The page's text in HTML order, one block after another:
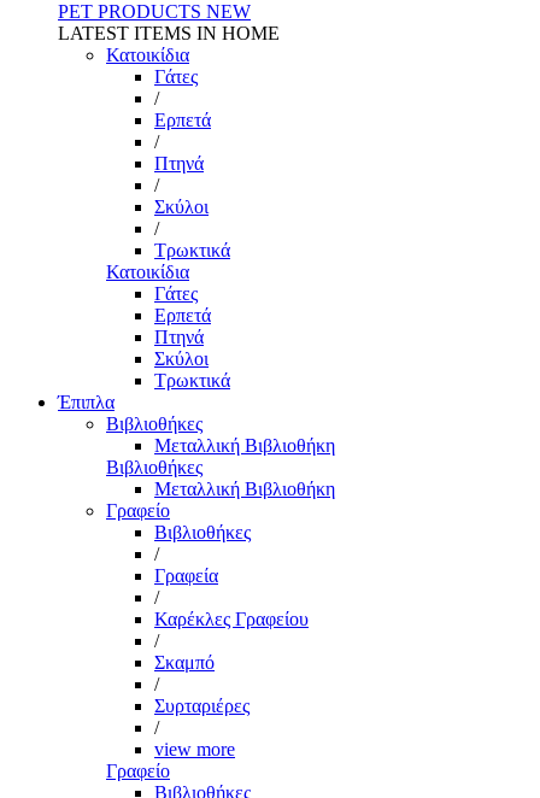
PET PRODUCTS NEW
LATEST ITEMS IN HOME
Κατοικίδια
Γάτες
/
Ερπετά
/
Πτηνά
/
Σκύλοι
/
Τρωκτικά
Κατοικίδια
Γάτες
Ερπετά
Πτηνά
Σκύλοι
Τρωκτικά
Έπιπλα
Βιβλιοθήκες
Μεταλλική Βιβλιοθήκη
Βιβλιοθήκες
Μεταλλική Βιβλιοθήκη
Γραφείο
Βιβλιοθήκες
/
Γραφεία
/
Καρέκλες Γραφείου
/
Σκαμπό
/
Συρταριέρες
/
view more
Γραφείο
Βιβλιοθήκες